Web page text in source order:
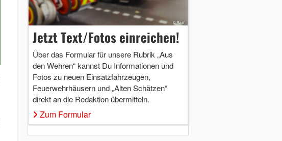
Jetzt Text/Fotos einreichen!
Über das Formular für unsere Rubrik „Aus
den Wehren“ kannst Du Informationen und
Fotos zu neuen Einsatzfahrzeugen,
Feuerwehrhäusern und „Alten Schätzen“
direkt an die Redaktion übermitteln.
Zum Formular